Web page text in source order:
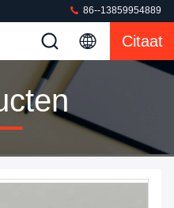
86--13859954889
Citaat